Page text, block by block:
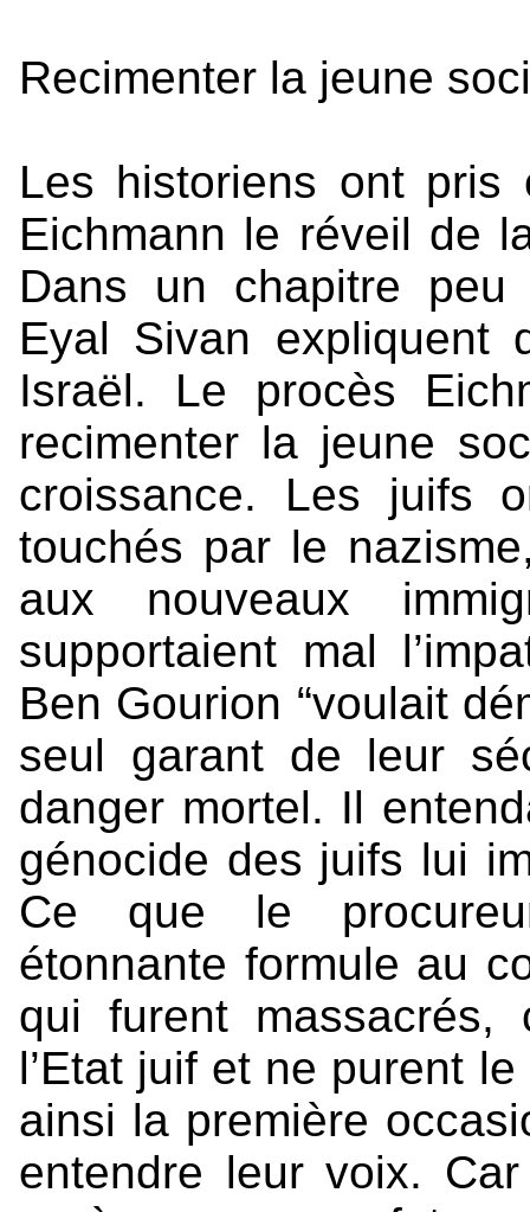
Recimenter la jeune
Les historiens ont pris
Eichmann le réveil de
Dans un chapitre peu
Eyal Sivan expliquent
Israël. Le procès
recimenter la jeune
croissance. Les juifs
touchés par le
aux nouveaux
supportaient mal
Ben Gourion “voulait
seul garant de leur
danger mortel. Il
génocide des juifs lui
Ce que le
étonnante formule au
qui furent
l’Etat juif et ne purent
ainsi la première
entendre leur voix.